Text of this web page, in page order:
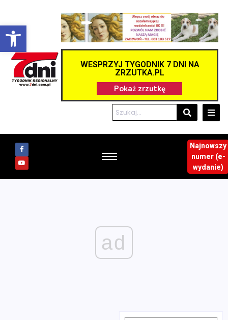
Otwórz pasek narzędzi
WESPRZYJ TYGODNIK 7 DNI NA
ZRZUTKA.PL
Najnowszy
numer (e-
wydanie)
ad